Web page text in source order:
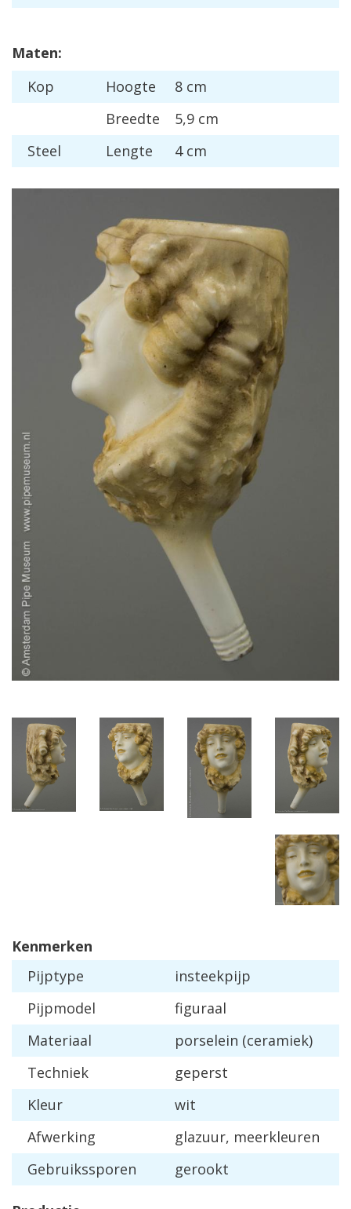
Maten:
Kop
Hoogte
8 cm
Breedte
5,9 cm
Steel
Lengte 4 cm
Kenmerken
Pijptype
insteekpijp
Pijpmodel
figuraal
Materiaal
porselein (ceramiek)
Techniek
geperst
Kleur
wit
Afwerking
glazuur, meerkleuren
Gebruikssporen
gerookt